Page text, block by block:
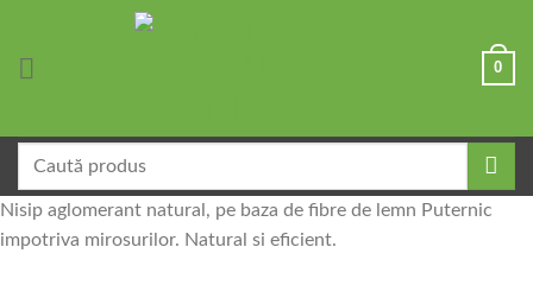
0
după:
Nisip aglomerant natural, pe baza de fibre de lemn Puternic
impotriva mirosurilor. Natural si eficient.